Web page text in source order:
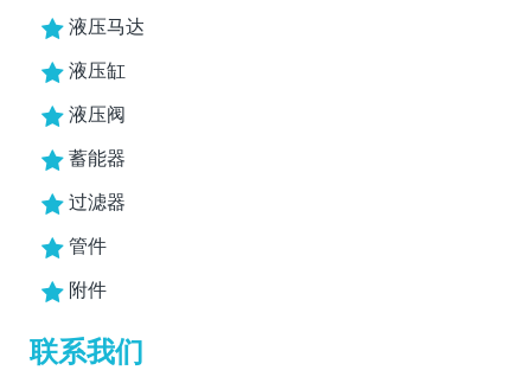
液压马达
液压缸
液压阀
蓄能器
过滤器
管件
附件
联系我们